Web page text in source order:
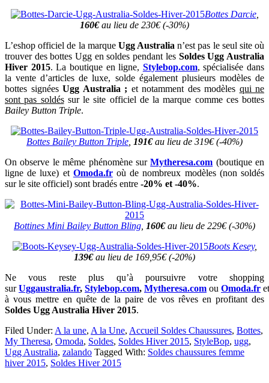
Bottes Darcie,
160€au lieu de 230€ (-30%)
L’eshop officiel de la marque Ugg Australia n’est pas le seul site où
trouver des bottes Ugg en soldes pendant les Soldes Ugg Australia
Hiver 2015. La boutique en ligne, Stylebop.com, spécialisée dans
la vente d’articles de luxe, solde également plusieurs modèles de
bottes signées Ugg Australia ; et notamment des modèles qui ne
sont pas soldéssur le site officiel de la marque comme ces bottes
Bailey Button Triple.
Bottes Bailey Button Triple, 191€au lieu de 319€ (-40%)
On observe le même phénomène surMytheresa.com (boutique en
ligne de luxe) et Omoda.fr où de nombreux modèles (non soldés
sur le site officiel) sont bradés entre -20% et -40%.
Bottines Mini Bailey Button Bling, 160€au lieu de 229€ (-30%)
Boots Kesey,
139€au lieu de 169,95€ (-20%)
Ne vous reste plus qu’à poursuivre votre shopping
surUggaustralia.fr, Stylebop.com, Mytheresa.com ou Omoda.fr et
à vous mettre en quête de la paire de vos rêves en profitant des
Soldes Ugg Australia Hiver 2015.
Filed Under: A la une, A la Une, Accueil Soldes Chaussures, Bottes,
My Theresa, Omoda, Soldes, Soldes Hiver 2015, StyleBop, ugg,
Ugg Australia, zalando Tagged With: Soldes chaussures femme
hiver 2015, Soldes Hiver 2015